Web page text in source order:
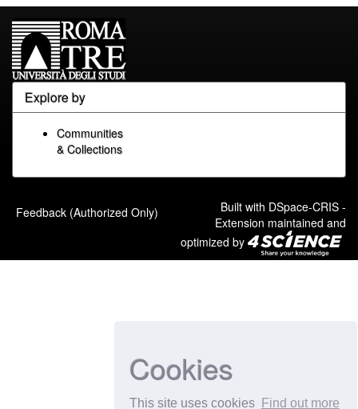
Cookies
This site uses cookies Find out more
Explore by
Communities
& Collections
Feedback (Authorized Only) Built with DSpace-CRIS -
Extension maintained and
optimized by